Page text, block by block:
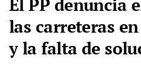
El PP denuncia
las carreteras
y la falta de